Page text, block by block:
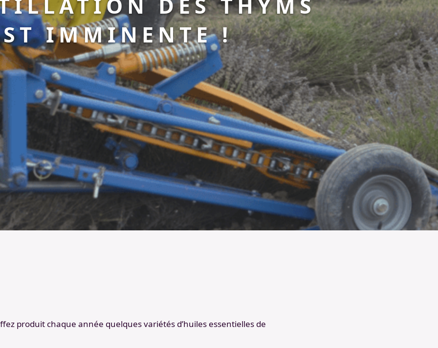
IMMINENTE !
produit chaque année quelques variétés d’huiles essentielles de